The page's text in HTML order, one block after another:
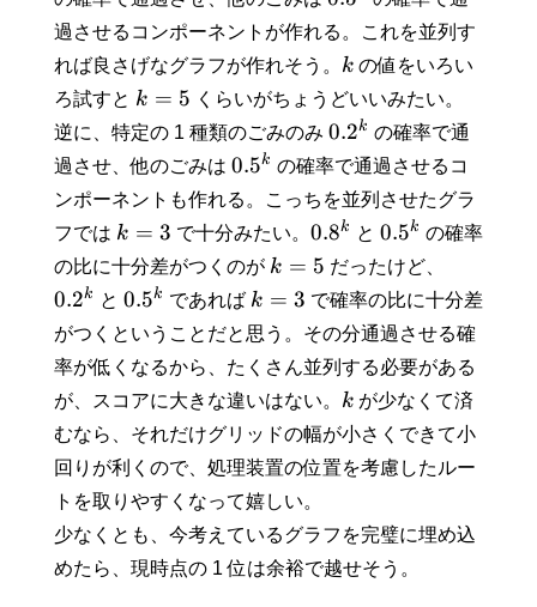
過させるコンポーネントが作れる。これを並列す
れば良さげなグラフが作れそう。 k の値をいろい
ろ試すと k = 5 くらいがちょうどいいみたい。
逆に、特定の 1 種類のごみのみ 0.2k の確率で通
過させ、他のごみは 0.5k の確率で通過させるコ
ンポーネントも作れる。こっちを並列させたグラ
フでは k = 3 で十分みたい。0.8k と0.5k の確率
の比に十分差がつくのが k = 5 だったけど、
0.2k と 0.5k であれば k = 3 で確率の比に十分差
がつくということだと思う。その分通過させる確
率が低くなるから、たくさん並列する必要がある
が、スコアに大きな違いはない。 k が少なくて済
むなら、それだけグリッドの幅が小さくできて小
回りが利くので、処理装置の位置を考慮したルー
トを取りやすくなって嬉しい。
少なくとも、今考えているグラフを完璧に埋め込
めたら、現時点の 1 位は余裕で越せそう。